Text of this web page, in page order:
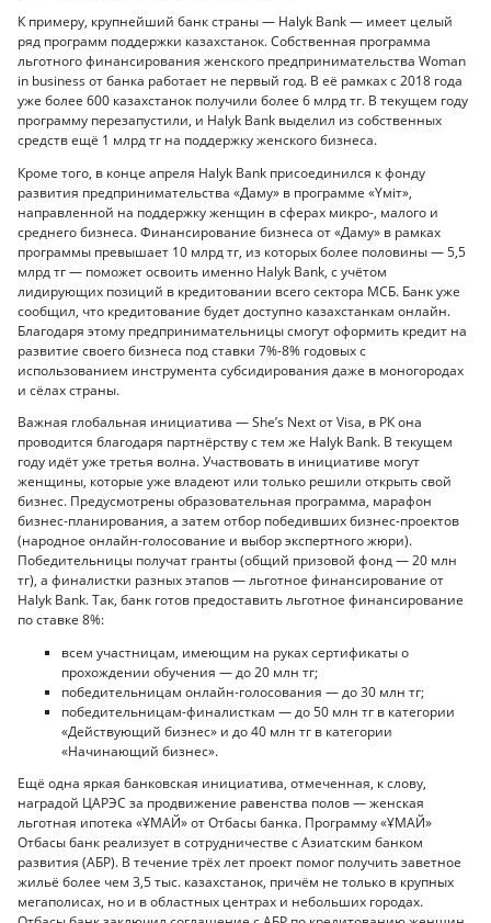
К примеру, крупнейший банк страны — Halyk Bank — имеет целый
ряд программ поддержки казахстанок. Собственная программа
льготного финансирования женского предпринимательства Woman
in business от банка работает не первый год. В её рамках с 2018 года
уже более 600 казахстанок получили более 6 млрд тг. В текущем году
программу перезапустили, и Halyk Bank выделил из собственных
средств ещё 1 млрд тг на поддержку женского бизнеса.
Кроме того, в конце апреля Halyk Bank присоединился к фонду
развития предпринимательства «Даму» в программе «Үміт»,
направленной на поддержку женщин в сферах микро-, малого и
среднего бизнеса. Финансирование бизнеса от «Даму» в рамках
программы превышает 10 млрд тг, из которых более половины — 5,5
млрд тг — поможет освоить именно Halyk Bank, с учётом
лидирующих позиций в кредитовании всего сектора МСБ. Банк уже
сообщил, что кредитование будет доступно казахстанкам онлайн.
Благодаря этому предпринимательницы смогут оформить кредит на
развитие своего бизнеса под ставки 7%-8% годовых с
использованием инструмента субсидирования даже в моногородах
и сёлах страны.
Важная глобальная инициатива — She’s Next от Visa, в РК она
проводится благодаря партнёрству с тем же Halyk Bank. В текущем
году идёт уже третья волна. Участвовать в инициативе могут
женщины, которые уже владеют или только решили открыть свой
бизнес. Предусмотрены образовательная программа, марафон
бизнес-планирования, а затем отбор победивших бизнес-проектов
(народное онлайн-голосование и выбор экспертного жюри).
Победительницы получат гранты (общий призовой фонд — 20 млн
тг), а финалистки разных этапов — льготное финансирование от
Halyk Bank. Так, банк готов предоставить льготное финансирование
по ставке 8%:
всем участницам, имеющим на руках сертификаты о
прохождении обучения — до 20 млн тг;
победительницам онлайн-голосования — до 30 млн тг;
победительницам-финалисткам — до 50 млн тг в категории
«Действующий бизнес» и до 40 млн тг в категории
«Начинающий бизнес».
Ещё одна яркая банковская инициатива, отмеченная, к слову,
наградой ЦАРЭС за продвижение равенства полов — женская
льготная ипотека «ҰМАЙ» от Отбасы банка. Программу «ҰМАЙ»
Отбасы банк реализует в сотрудничестве с Азиатским банком
развития (АБР). В течение трёх лет проект помог получить заветное
жильё более чем 3,5 тыс. казахстанок, причём не только в крупных
мегаполисах, но и в областных центрах и небольших городах.